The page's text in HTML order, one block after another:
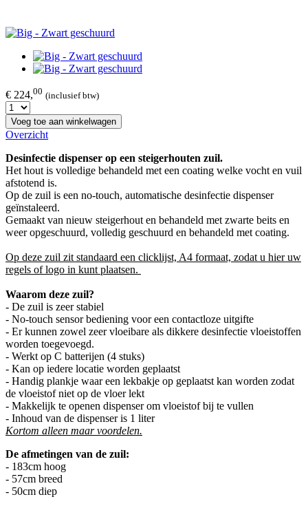
€ 224,00 (inclusief btw)
Voeg toe aan winkelwagen
Overzicht
Desinfectie dispenser op een steigerhouten zuil.
Het hout is volledige behandeld met een coating welke vocht en vuil
afstotend is.
Op de zuil is een no-touch, automatische desinfectie dispenser
geïnstaleerd.
Gemaakt van nieuw steigerhout en behandeld met zwarte beits en
weer opgeschuurd, volledig geschuurd en behandeld met coating.
Op deze zuil zit standaard een clicklijst, A4 formaat, zodat u hier uw
regels of logo in kunt plaatsen.
Waarom deze zuil?
- De zuil is zeer stabiel
- No-touch sensor bediening voor een contactloze uitgifte
- Er kunnen zowel zeer vloeibare als dikkere desinfectie vloeistoffen
worden toegevoegd.
- Werkt op C batterijen (4 stuks)
- Kan op iedere locatie worden geplaatst
- Handig plankje waar een lekbakje op geplaatst kan worden zodat
de vloeistof niet op de vloer lekt
- Makkelijk te openen dispenser om vloeistof bij te vullen
- Inhoud van de dispenser is 1 liter
Kortom alleen maar voordelen.
De afmetingen van de zuil:
- 183cm hoog
- 57cm breed
- 50cm diep